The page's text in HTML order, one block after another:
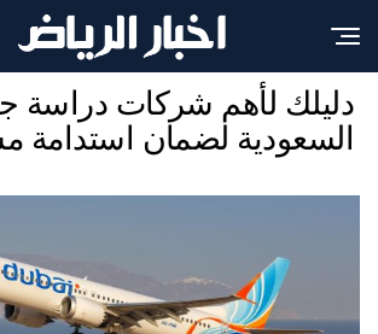
دليلك لأهم شركات دراسة
السعودية لضمان